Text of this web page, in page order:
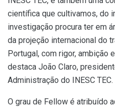
científica que cultivamos, do
investigação procura ter em
da projeção internacional do
Portugal, com rigor, ambição
destaca João Claro,
Administração do INESC TEC.
O grau de Fellow é atribuído